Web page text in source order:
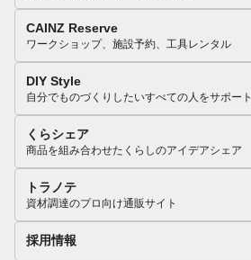
CAINZ Reserve
ワークショップ、施設予約、工具レンタル
DIY Style
自分でものづくりしたいすべての人をサポート
くらシェア
商品を組み合わせたくらしのアイデアシェア
トラノテ
資材調達のプロ向け通販サイト
採用情報